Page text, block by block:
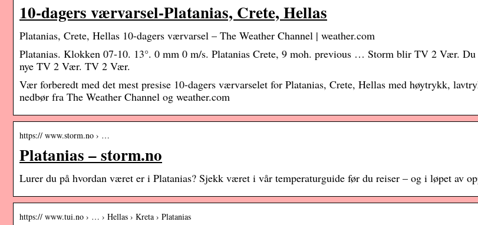
10-dagers værvarsel-Platanias, Crete, Hellas
Platanias, Crete, Hellas 10-dagers værvarsel – The Weather Channel | weather.com
Platanias. Klokken 07-10. 13°. 0 mm 0 m/s. Platanias Crete, 9 moh. previous … Storm blir TV 2 Vær. Du
nye TV 2 Vær. TV 2 Vær.
Vær forberedt med det mest presise 10-dagers værvarselet for Platanias, Crete, Hellas med høytrykk,
nedbør fra The Weather Channel og weather.com
https:// www.storm.no › …
Platanias – storm.no
Lurer du på hvordan været er i Platanias? Sjekk været i vår temperaturguide før du reiser – og i løpet av
https:// www.tui.no › … › Hellas › Kreta › Platanias